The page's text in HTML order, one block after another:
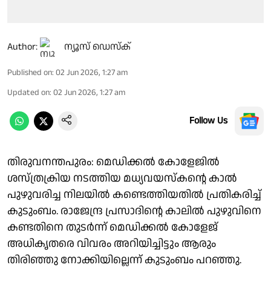
Author: ന്യൂസ് ഡെസ്ക്
Published on: 02 Jun 2026, 1:27 am
Updated on: 02 Jun 2026, 1:27 am
Follow Us
തിരുവനന്തപുരം: മെഡിക്കൽ കോളേജിൽ
ശസ്ത്രക്രിയ നടത്തിയ മധ്യവയസ്കൻ്റെ കാൽ
പുഴുവരിച്ച നിലയിൽ കണ്ടെത്തിയതിൽ പ്രതികരിച്ച്
കുടുംബം. രാജേന്ദ്ര പ്രസാദിൻ്റെ കാലിൽ പുഴുവിനെ
കണ്ടതിനെ തുടർന്ന് മെഡിക്കൽ കോളേജ്
അധികൃതരെ വിവരം അറിയിച്ചിട്ടും ആരും
തിരിഞ്ഞു നോക്കിയില്ലെന്ന് കുടുംബം പറഞ്ഞു.